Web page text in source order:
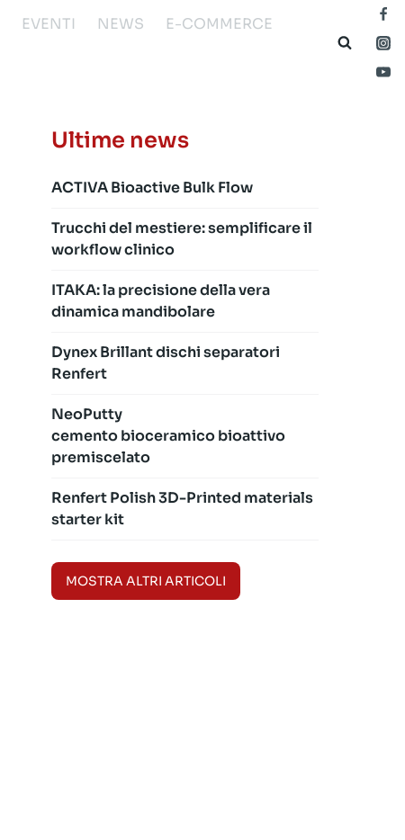
EVENTI NEWS
E-COMMERCE
Ultime news
ACTIVA Bioactive Bulk Flow
Trucchi del mestiere: semplificare il
workflow clinico
ITAKA: la precisione della vera
dinamica mandibolare
Dynex Brillant dischi separatori
Renfert
NeoPutty
cemento bioceramico bioattivo
premiscelato
Renfert Polish 3D-Printed materials
starter kit
MOSTRA ALTRI ARTICOLI